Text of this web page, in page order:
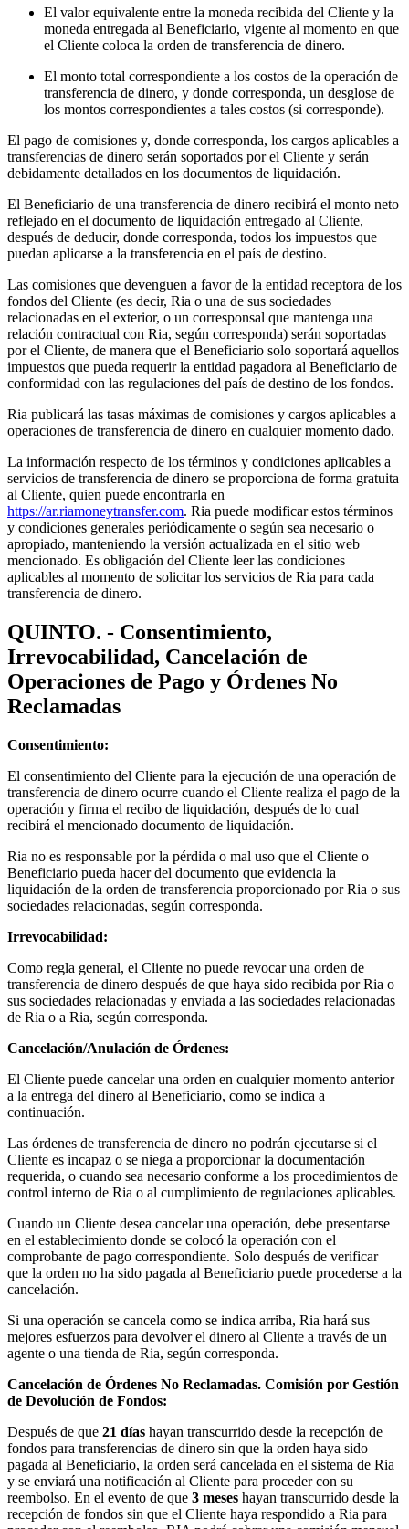
El valor equivalente entre la moneda recibida del Cliente y la
moneda entregada al Beneficiario, vigente al momento en que
el Cliente coloca la orden de transferencia de dinero.
El monto total correspondiente a los costos de la operación de
transferencia de dinero, y donde corresponda, un desglose de
los montos correspondientes a tales costos (si corresponde).
El pago de comisiones y, donde corresponda, los cargos aplicables a
transferencias de dinero serán soportados por el Cliente y serán
debidamente detallados en los documentos de liquidación.
El Beneficiario de una transferencia de dinero recibirá el monto neto
reflejado en el documento de liquidación entregado al Cliente,
después de deducir, donde corresponda, todos los impuestos que
puedan aplicarse a la transferencia en el país de destino.
Las comisiones que devenguen a favor de la entidad receptora de los
fondos del Cliente (es decir, Ria o una de sus sociedades
relacionadas en el exterior, o un corresponsal que mantenga una
relación contractual con Ria, según corresponda) serán soportadas
por el Cliente, de manera que el Beneficiario solo soportará aquellos
impuestos que pueda requerir la entidad pagadora al Beneficiario de
conformidad con las regulaciones del país de destino de los fondos.
Ria publicará las tasas máximas de comisiones y cargos aplicables a
operaciones de transferencia de dinero en cualquier momento dado.
La información respecto de los términos y condiciones aplicables a
servicios de transferencia de dinero se proporciona de forma gratuita
al Cliente, quien puede encontrarla en
https://ar.riamoneytransfer.com. Ria puede modificar estos términos
y condiciones generales periódicamente o según sea necesario o
apropiado, manteniendo la versión actualizada en el sitio web
mencionado. Es obligación del Cliente leer las condiciones
aplicables al momento de solicitar los servicios de Ria para cada
transferencia de dinero.
QUINTO. - Consentimiento,
Irrevocabilidad, Cancelación de
Operaciones de Pago y Órdenes No
Reclamadas
Consentimiento:
El consentimiento del Cliente para la ejecución de una operación de
transferencia de dinero ocurre cuando el Cliente realiza el pago de la
operación y firma el recibo de liquidación, después de lo cual
recibirá el mencionado documento de liquidación.
Ria no es responsable por la pérdida o mal uso que el Cliente o
Beneficiario pueda hacer del documento que evidencia la
liquidación de la orden de transferencia proporcionado por Ria o sus
sociedades relacionadas, según corresponda.
Irrevocabilidad:
Como regla general, el Cliente no puede revocar una orden de
transferencia de dinero después de que haya sido recibida por Ria o
sus sociedades relacionadas y enviada a las sociedades relacionadas
de Ria o a Ria, según corresponda.
Cancelación/Anulación de Órdenes:
El Cliente puede cancelar una orden en cualquier momento anterior
a la entrega del dinero al Beneficiario, como se indica a
continuación.
Las órdenes de transferencia de dinero no podrán ejecutarse si el
Cliente es incapaz o se niega a proporcionar la documentación
requerida, o cuando sea necesario conforme a los procedimientos de
control interno de Ria o al cumplimiento de regulaciones aplicables.
Cuando un Cliente desea cancelar una operación, debe presentarse
en el establecimiento donde se colocó la operación con el
comprobante de pago correspondiente. Solo después de verificar
que la orden no ha sido pagada al Beneficiario puede procederse a la
cancelación.
Si una operación se cancela como se indica arriba, Ria hará sus
mejores esfuerzos para devolver el dinero al Cliente a través de un
agente o una tienda de Ria, según corresponda.
Cancelación de Órdenes No Reclamadas. Comisión por Gestión
de Devolución de Fondos:
Después de que 21 días hayan transcurrido desde la recepción de
fondos para transferencias de dinero sin que la orden haya sido
pagada al Beneficiario, la orden será cancelada en el sistema de Ria
y se enviará una notificación al Cliente para proceder con su
reembolso. En el evento de que 3 meses hayan transcurrido desde la
recepción de fondos sin que el Cliente haya respondido a Ria para